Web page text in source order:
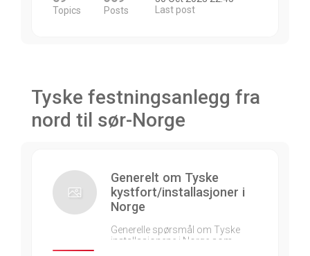
Topics Posts
Last post
Tyske festningsanlegg fra
nord til sør-Norge
Generelt om Tyske
kystfort/installasjoner i
Norge
Generelle spørsmål om Tyske
installasjonene i Norge som…